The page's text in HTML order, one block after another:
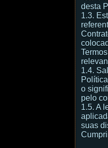
desta
1.3.
1.4.
o
pelo
1.5. A
suas